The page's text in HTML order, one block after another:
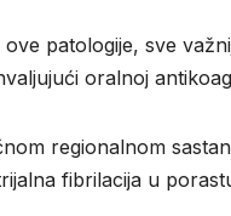
patologije, sve
oralnoj
regionalnom
fibrilacija u